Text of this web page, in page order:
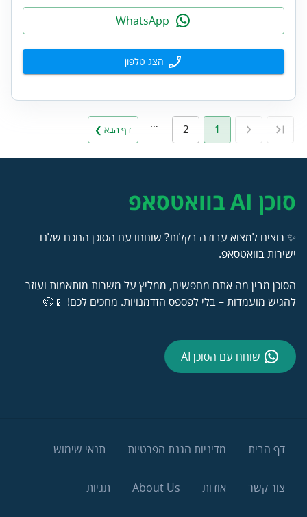
הצג טלפון
1
2 דף הבא ❯
סוכן AI בוואטסאפ
✨ רוצים למצוא עבודה בקלות? שוחחו עם הסוכן החכם שלנו
ישירות בוואטסאפ.
הסוכן מבין מה אתם מחפשים, ממליץ על משרות מותאמות ועוזר
להגיש מועמדות – בלי לפספס הזדמנויות. מחכים לכם! 📱😊
שוחח עם הסוכן AI
דף הבית מדיניות הגנת הפרטיות תנאי שימוש
צור קשר אודות About Us תגיות